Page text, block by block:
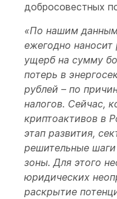
добросовестных
«По нашим
ежегодно
ущерб на сумму
потерь в
рублей – по
налогов. Сейчас,
криптоактивов в
этап развития,
решительные
зоны. Для этого
юридических
раскрытие